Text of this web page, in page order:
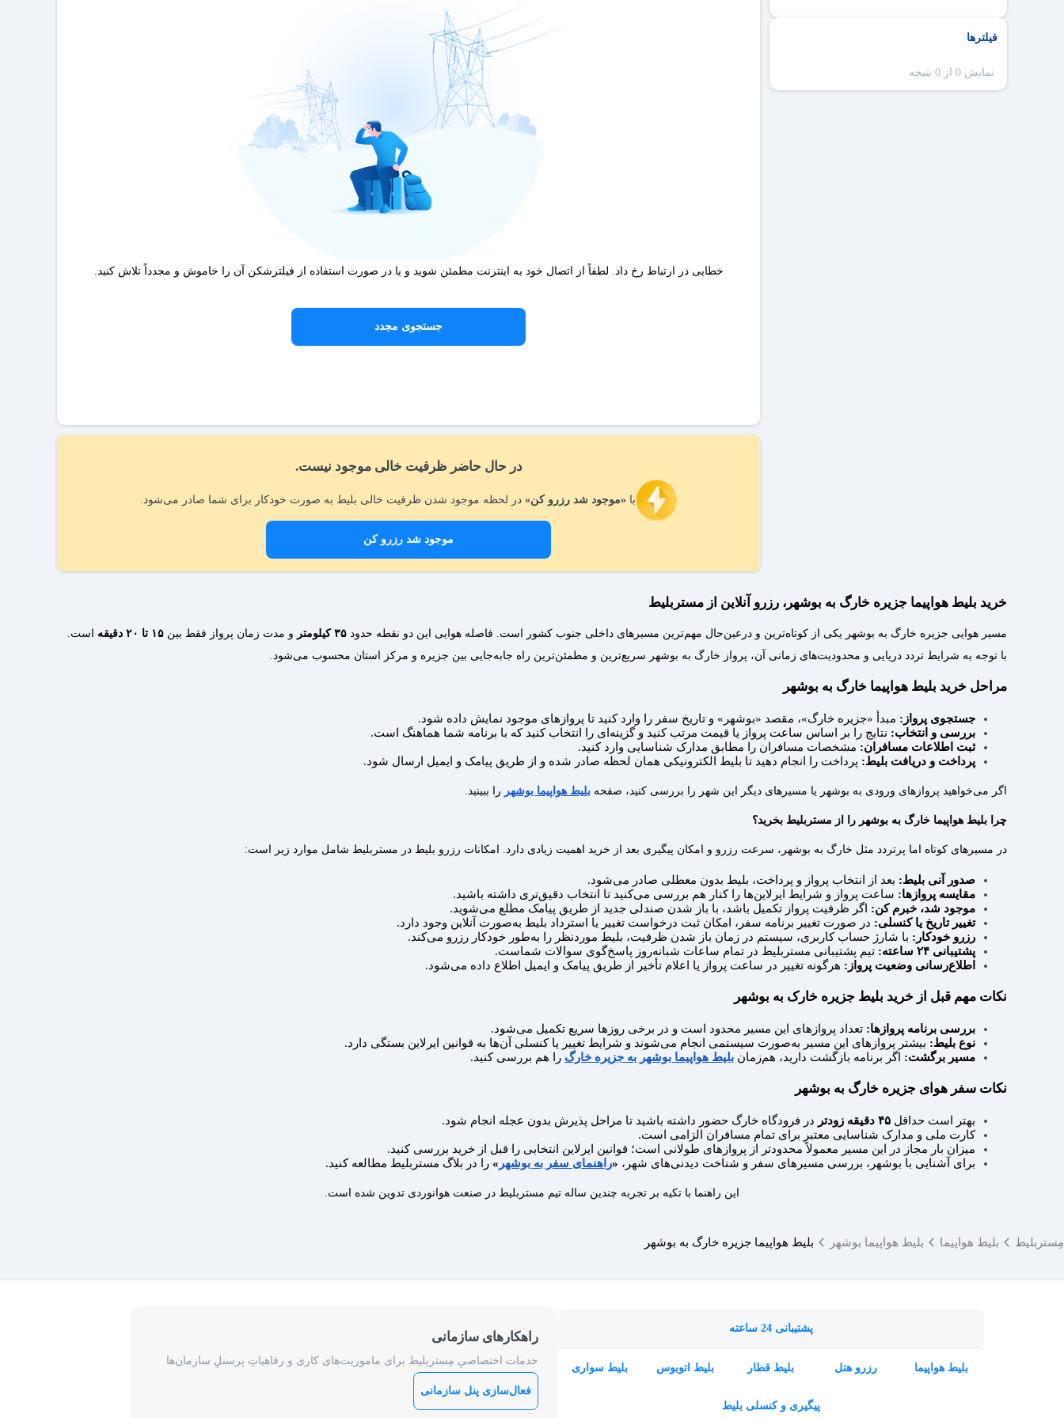
فیلترها
نمایش 0 از 0 نتیجه
در حال حاضر ظرفیت خالی موجود نیست.
با «موجود شد رزرو کن» در لحظه موجود شدن ظرفیت خالی بلیط به صورت خودکار برای شما صادر می‌شود.
موجود شد رزرو کن
خطایی در ارتباط رخ داد. لطفاً از اتصال خود به اینترنت مطمئن شوید و یا در صورت استفاده از فیلترشکن آن را خاموش و مجدداً تلاش کنید.
جستجوی مجدد
خرید بلیط هواپیما جزیره خارگ به بوشهر، رزرو آنلاین از مستربلیط
مسیر هوایی جزیره خارگ به بوشهر یکی از کوتاه‌ترین و درعین‌حال مهم‌ترین مسیرهای داخلی جنوب کشور است. فاصله هوایی این دو نقطه حدود ۳۵ کیلومتر و مدت زمان پرواز فقط بین ۱۵ تا ۲۰ دقیقه
است.
با توجه به شرایط تردد دریایی و محدودیت‌های زمانی آن، پرواز خارگ به بوشهر سریع‌ترین و مطمئن‌ترین راه جابه‌جایی بین جزیره و مرکز استان محسوب می‌شود.
مراحل خرید بلیط هواپیما خارگ به بوشهر
جستجوی پرواز: مبدأ «جزیره خارگ»، مقصد «بوشهر» و تاریخ سفر را وارد کنید تا پروازهای موجود نمایش داده شود.
بررسی و انتخاب: نتایج را بر اساس ساعت پرواز یا قیمت مرتب کنید و گزینه‌ای را انتخاب کنید که با برنامه شما هماهنگ است.
ثبت اطلاعات مسافران: مشخصات مسافران را مطابق مدارک شناسایی وارد کنید.
پرداخت و دریافت بلیط: پرداخت را انجام دهید تا بلیط الکترونیکی همان لحظه صادر شده و از طریق پیامک و ایمیل ارسال شود.
اگر می‌خواهید پروازهای ورودی به بوشهر یا مسیرهای دیگر این شهر را بررسی کنید، صفحه بلیط هواپیما بوشهر را ببینید.
چرا بلیط هواپیما خارگ به بوشهر را از مستربلیط بخرید؟
در مسیرهای کوتاه اما پرتردد مثل خارگ به بوشهر، سرعت رزرو و امکان پیگیری بعد از خرید اهمیت زیادی دارد. امکانات رزرو بلیط در مستربلیط شامل موارد زیر است:
صدور آنی بلیط: بعد از انتخاب پرواز و پرداخت، بلیط بدون معطلی صادر می‌شود.
مقایسه پروازها: ساعت پرواز و شرایط ایرلاین‌ها را کنار هم بررسی می‌کنید تا انتخاب دقیق‌تری داشته باشید.
موجود شد، خبرم کن: اگر ظرفیت پرواز تکمیل باشد، با باز شدن صندلی جدید از طریق پیامک مطلع می‌شوید.
تغییر تاریخ یا کنسلی: در صورت تغییر برنامه سفر، امکان ثبت درخواست تغییر یا استرداد بلیط به‌صورت آنلاین وجود دارد.
رزرو خودکار: با شارژ حساب کاربری، سیستم در زمان باز شدن ظرفیت، بلیط موردنظر را به‌طور خودکار رزرو می‌کند.
پشتیبانی ۲۴ ساعته:
تیم پشتیبانی مستربلیط در تمام ساعات شبانه‌روز پاسخ‌گوی سوالات شماست.
اطلاع‌رسانی وضعیت پرواز: هرگونه تغییر در ساعت پرواز یا اعلام تأخیر از طریق پیامک و ایمیل اطلاع داده می‌شود.
نکات مهم قبل از خرید بلیط جزیره خارک به بوشهر
بررسی برنامه پروازها: تعداد پروازهای این مسیر محدود است و در برخی روزها سریع تکمیل می‌شود.
نوع بلیط: بیشتر پروازهای این مسیر به‌صورت سیستمی انجام می‌شوند و شرایط تغییر یا کنسلی آن‌ها به قوانین ایرلاین بستگی دارد.
مسیر برگشت: اگر برنامه بازگشت دارید، هم‌زمان بلیط هواپیما بوشهر به جزیره خارگ را هم بررسی کنید.
نکات سفر هوای جزیره خارگ به بوشهر
بهتر است حداقل ۴۵ دقیقه زودتر
در فرودگاه خارگ حضور داشته باشید تا مراحل پذیرش بدون عجله انجام شود.
کارت ملی و مدارک شناسایی معتبر برای تمام مسافران الزامی است.
میزان بار مجاز در این مسیر معمولاً محدودتر از پروازهای طولانی است؛ قوانین ایرلاین انتخابی را قبل از خرید بررسی کنید.
برای آشنایی با بوشهر، بررسی مسیرهای سفر و شناخت دیدنی‌های شهر، «راهنمای سفر به بوشهر » را در بلاگ مستربلیط مطالعه کنید.
این راهنما با تکیه بر تجربه چندین ساله تیم مستربلیط در صنعت هوانوردی تدوین شده است.
مِستربلیط بلیط هواپیما بلیط هواپیما بوشهر بلیط هواپیما جزیره خارگ به بوشهر
پشتیبانی 24 ساعته
بلیط هواپیما رزرو هتل بلیط قطار بلیط اتوبوس بلیط سواری
پیگیری و کنسلی بلیط
راهکارهای سازمانی
خدمات اختصاصیِ مِستربلیط برای ماموریت‌های کاری و رفاهیاتِ پرسنلِ سازمان‌ها
فعال‌سازی پنل سازمانی